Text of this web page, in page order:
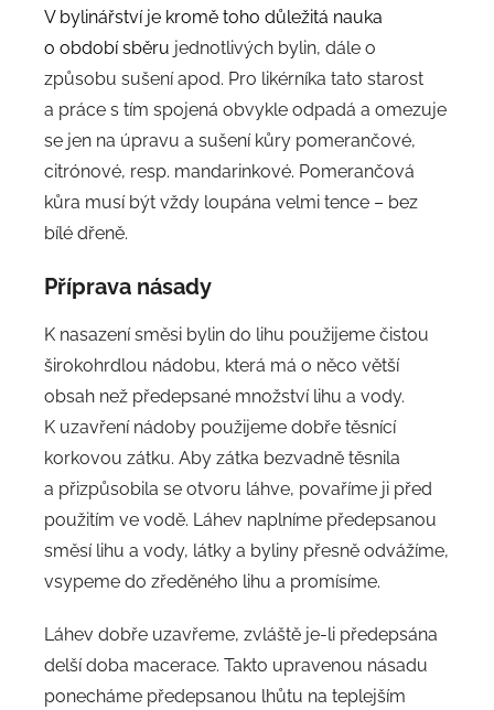
V bylinářství je kromě toho důležitá nauka
o období sběru jednotlivých bylin, dále o
způsobu sušení apod. Pro likérníka tato starost
a práce s tím spojená obvykle odpadá a omezuje
se jen na úpravu a sušení kůry pomerančové,
citrónové, resp. mandarinkové. Pomerančová
kůra musí být vždy loupána velmi tence – bez
bílé dřeně.
Příprava násady
K nasazení směsi bylin do lihu použijeme čistou
širokohrdlou nádobu, která má o něco větší
obsah než předepsané množství lihu a vody.
K uzavření nádoby použijeme dobře těsnící
korkovou zátku. Aby zátka bezvadně těsnila
a přizpůsobila se otvoru láhve, povaříme ji před
použitím ve vodě. Láhev naplníme předepsanou
směsí lihu a vody, látky a byliny přesně odvážíme,
vsypeme do zředěného lihu a promísíme.
Láhev dobře uzavřeme, zvláště je-li předepsána
delší doba macerace. Takto upravenou násadu
ponecháme předepsanou lhůtu na teplejším